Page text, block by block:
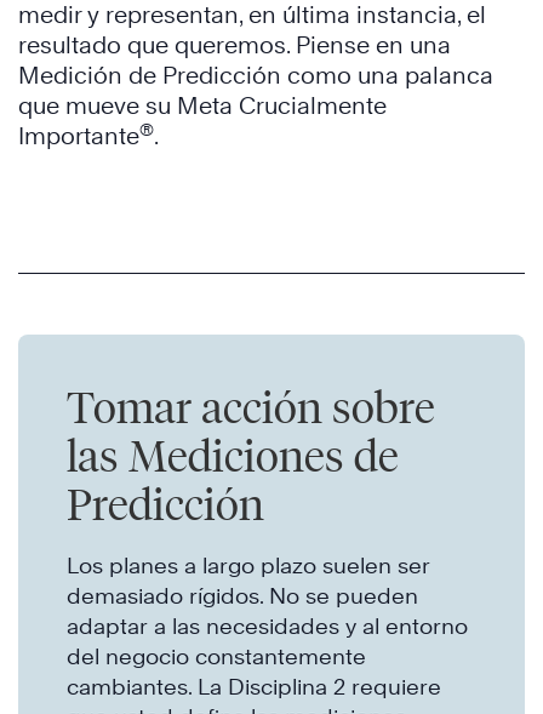
medir y representan, en última instancia, el
resultado que queremos. Piense en una
Medición de Predicción como una palanca
que mueve su Meta Crucialmente
Importante®.
Tomar acción sobre
las Mediciones de
Predicción
Los planes a largo plazo suelen ser
demasiado rígidos. No se pueden
adaptar a las necesidades y al entorno
del negocio constantemente
cambiantes. La Disciplina 2 requiere